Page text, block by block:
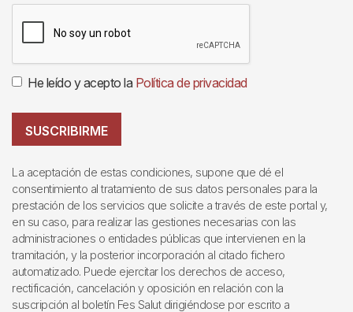
He leído y acepto la Política de privacidad
SUSCRIBIRME
La aceptación de estas condiciones, supone que dé el
consentimiento al tratamiento de sus datos personales para la
prestación de los servicios que solicite a través de este portal y,
en su caso, para realizar las gestiones necesarias con las
administraciones o entidades públicas que intervienen en la
tramitación, y la posterior incorporación al citado fichero
automatizado. Puede ejercitar los derechos de acceso,
rectificación, cancelación y oposición en relación con la
suscripción al boletín Fes Salut dirigiéndose por escrito a